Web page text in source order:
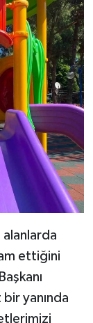
ettiğini
yanında